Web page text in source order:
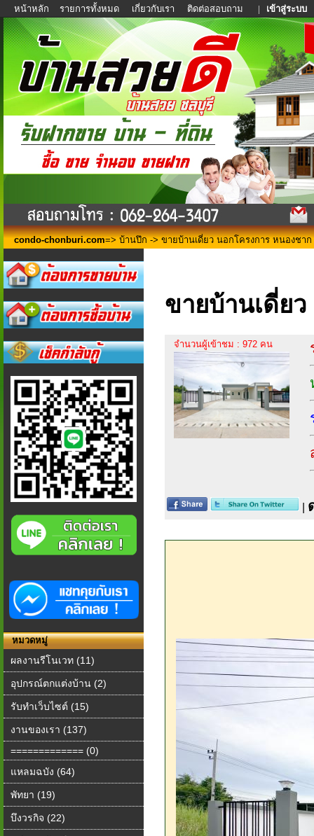
หน้าหลัก รายการทั้งหมด เกี่ยวกับเรา ติดต่อสอบถาม | เข้าสู่ระบบ
condo-chonburi.com=> บ้านปึก -> ขายบ้านเดี่ยว นอกโครงการ หนองชาก
หมวดหมู่
ผลงานรีโนเวท (11)
อุปกรณ์ตกแต่งบ้าน (2)
รับทำเว็บไซต์ (15)
งานของเรา (137)
============= (0)
แหลมฉบัง (64)
พัทยา (19)
บึงวรกิจ (22)
ขายบ้านเดี่ย
จำนวนผู้เข้าชม : 972 คน